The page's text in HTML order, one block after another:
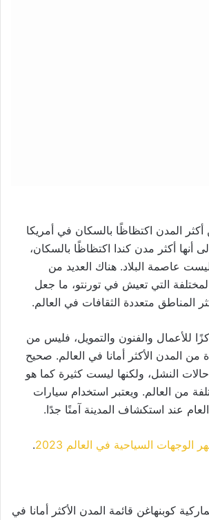
المدن اكتظاظًا بالسكان في أمريكا
أنها أكثر مدن كندا اكتظاظًا بالسكان،
عاصمة البلاد. هناك العديد من
التي تعيش في تورنتو، ما جعل
المناطق متعددة الثقافات في العالم.
للأعمال والفنون والتمويل، فليس من
من المدن الأكثر أمانا في العالم. صحيح
النشل، ولكنها ليست كثيرة كما هو
من العالم. ويعتبر استخدام سيارات
عند استكشاف المدينة آمنًا جدًا.
.
كوبنهاغن قائمة المدن الأكثر أمانا في